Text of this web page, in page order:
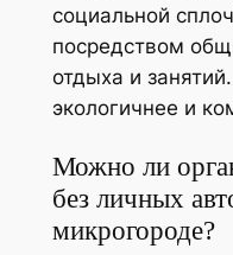
социальной
посредством
отдыха и
экологичнее и
Можно ли
без личных
микрогороде?